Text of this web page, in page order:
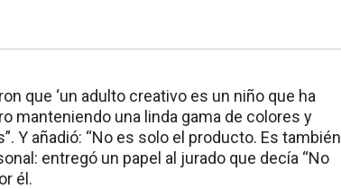
que ‘un adulto creativo es un niño que ha
manteniendo una linda gama de colores y
Y añadió: “No es solo el producto. Es también
entregó un papel al jurado que decía “No
él.